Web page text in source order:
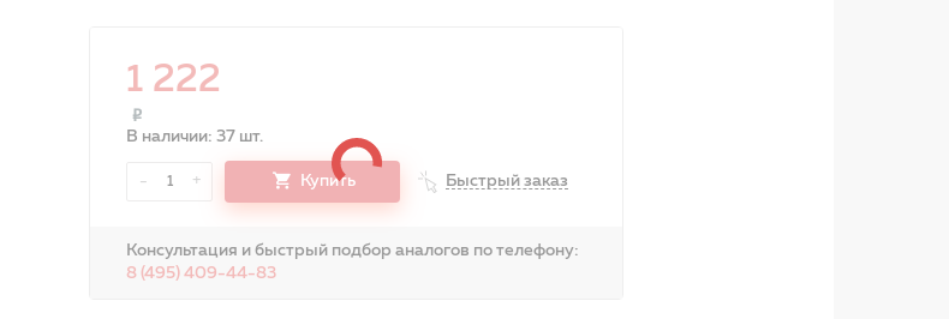
1 222
В наличии: 37 шт.
- 1 + Купить Быстрый заказ
Консультация и быстрый подбор аналогов по телефону:
8 (495) 409-44-83